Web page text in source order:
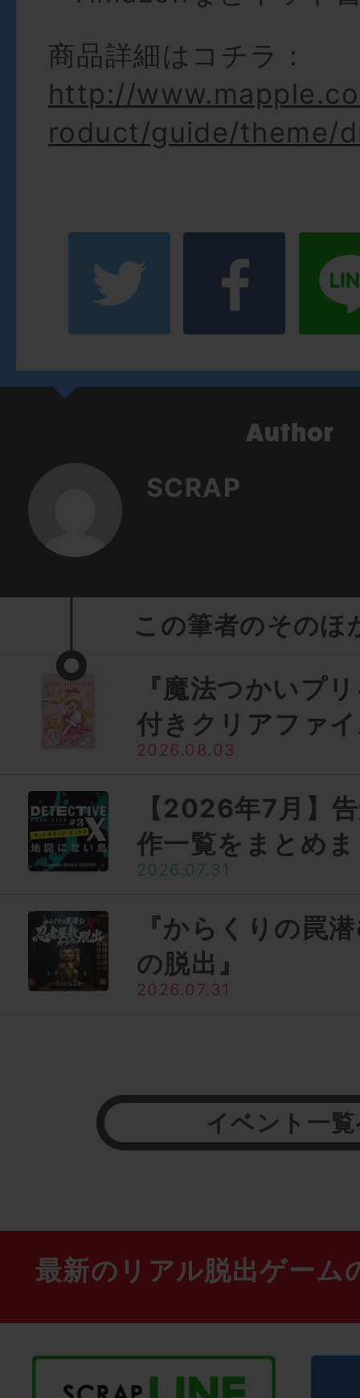
商品詳細はコチラ：
http://
roduct/guide/theme/
SCRAP
この筆者のそのほ
『魔法つかいプ
付きクリアファ
2026.08.03
【2026年7月】
作一覧をまとめ
2026.07.31
『からくりの罠
の脱出』
2026.07.31
イベント一
最新のリアル脱出ゲーム